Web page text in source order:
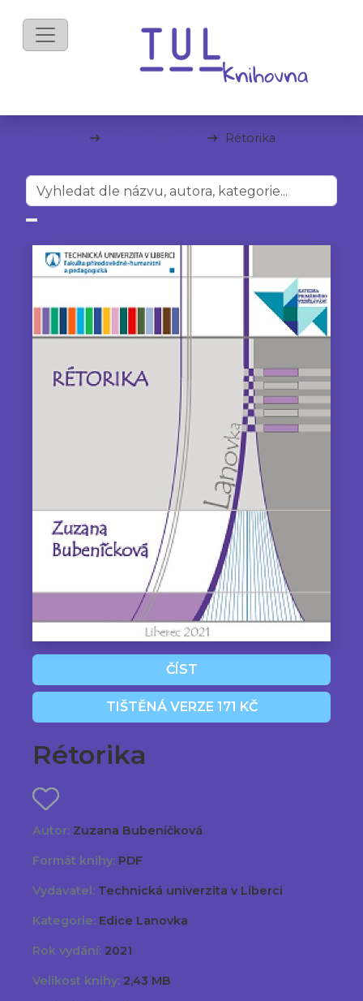
Rétorika
ČÍST
TIŠTĚNÁ VERZE 171 KČ
Rétorika
Autor: Zuzana Bubeníčková
Formát knihy: PDF
Vydavatel: Technická univerzita v Liberci
Kategorie: Edice Lanovka
Rok vydání: 2021
Velikost knihy: 2,43 MB